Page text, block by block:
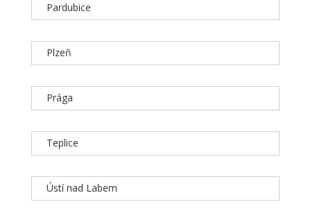
Pardubice
Plzeň
Prága
Teplice
Ústí nad Labem